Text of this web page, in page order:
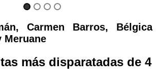
Carmen Barros, Bélgica
Meruane
más disparatadas de 4